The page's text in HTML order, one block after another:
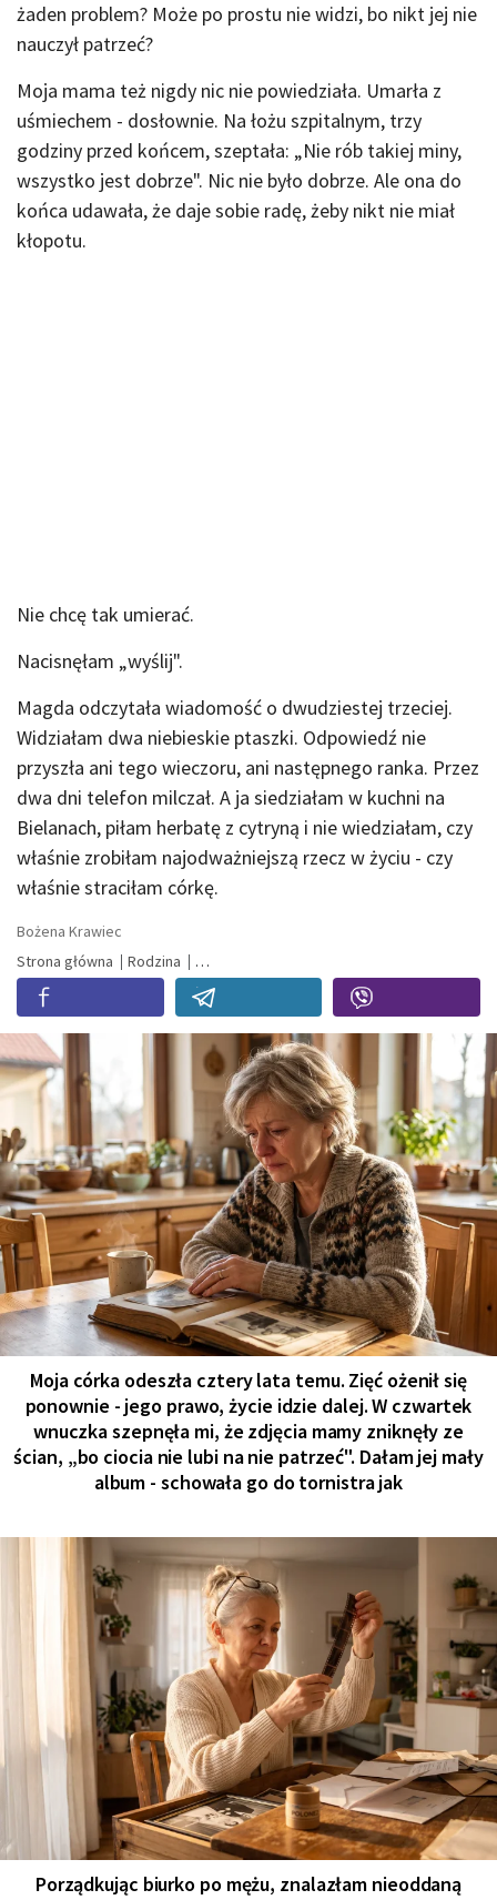
żaden problem? Może po prostu nie widzi, bo nikt jej nie
nauczył patrzeć?
Moja mama też nigdy nic nie powiedziała. Umarła z
uśmiechem - dosłownie. Na łożu szpitalnym, trzy
godziny przed końcem, szeptała: „Nie rób takiej miny,
wszystko jest dobrze". Nic nie było dobrze. Ale ona do
końca udawała, że daje sobie radę, żeby nikt nie miał
kłopotu.
Nie chcę tak umierać.
Nacisnęłam „wyślij".
Magda odczytała wiadomość o dwudziestej trzeciej.
Widziałam dwa niebieskie ptaszki. Odpowiedź nie
przyszła ani tego wieczoru, ani następnego ranka. Przez
dwa dni telefon milczał. A ja siedziałam w kuchni na
Bielanach, piłam herbatę z cytryną i nie wiedziałam, czy
właśnie zrobiłam najodważniejszą rzecz w życiu - czy
właśnie straciłam córkę.
Bożena Krawiec
Strona główna
Rodzina
Moja córka odeszła cztery lata temu. Zięć ożenił się
ponownie - jego prawo, życie idzie dalej. W czwartek
wnuczka szepnęła mi, że zdjęcia mamy zniknęły ze
ścian, „bo ciocia nie lubi na nie patrzeć". Dałam jej mały
album - schowała go do tornistra jak
Porządkując biurko po mężu, znalazłam nieoddaną